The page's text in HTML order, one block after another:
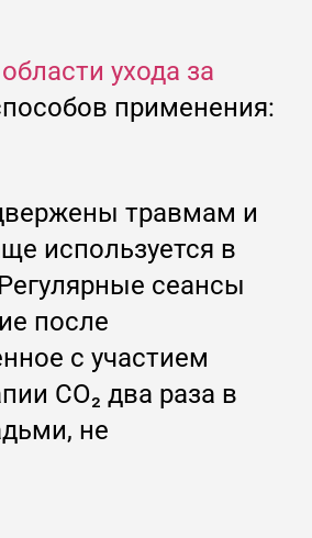
ухода за
применения:
травмам и
используется в
сеансы
после
с участием
CO₂ два раза в
не